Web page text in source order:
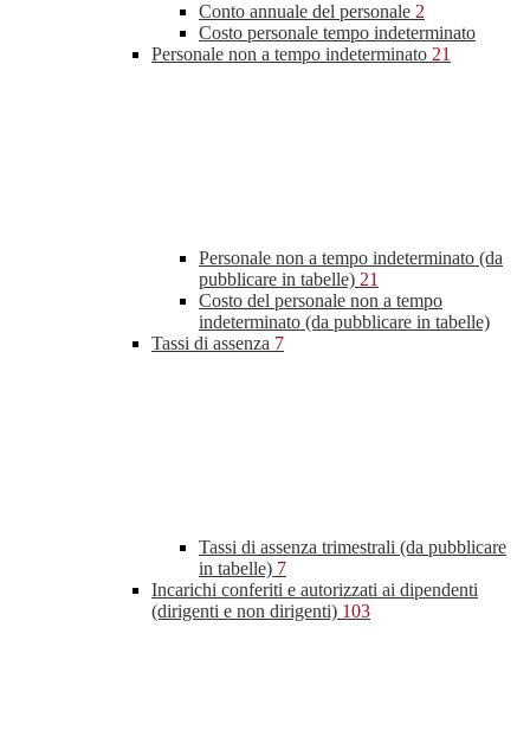
Conto annuale del personale 2
Costo personale tempo indeterminato
Personale non a tempo indeterminato 21
Personale non a tempo indeterminato (da
pubblicare in tabelle) 21
Costo del personale non a tempo
indeterminato (da pubblicare in tabelle)
Tassi di assenza 7
Tassi di assenza trimestrali (da pubblicare
in tabelle) 7
Incarichi conferiti e autorizzati ai dipendenti
(dirigenti e non dirigenti) 103